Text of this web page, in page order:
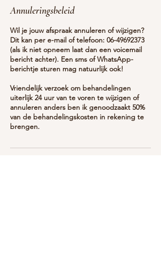
Annuleringsbeleid
Wil je jouw afspraak annuleren of wijzigen?
Dit kan per e-mail of telefoon: 06-49692373
(als ik niet opneem laat dan een voicemail
bericht achter). Een sms of WhatsApp-
berichtje sturen mag natuurlijk ook!
Vriendelijk verzoek om behandelingen
uiterlijk 24 uur van te voren te wijzigen of
annuleren anders ben ik genoodzaakt 50%
van de behandelingskosten in rekening te
brengen.